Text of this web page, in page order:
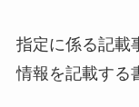
指定に係る記載
情報を記載する